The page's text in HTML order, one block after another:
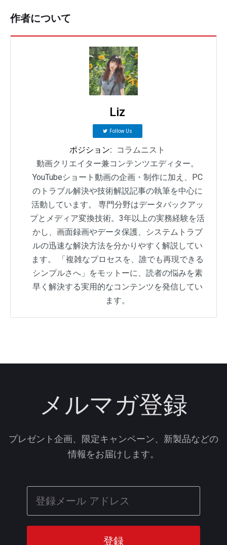
作者について
Liz
Follow Us
ポジション:
コラムニスト
動画クリエイター兼コンテンツエディター。
YouTubeショート動画の企画・制作に加え、PC
のトラブル解決や技術解説記事の執筆を中心に
活動しています。 専門分野はデータバックアッ
プとメディア変換技術。3年以上の実務経験を活
かし、画面録画やデータ保護、システムトラブ
ルの迅速な解決方法を分かりやすく解説してい
ます。 「複雑なプロセスを、誰でも再現できる
シンプルさへ」をモットーに、読者の悩みを素
早く解決する実用的なコンテンツを発信してい
ます。
メルマガ登録
プレゼント企画、限定キャンペーン、新製品などの
情報をお届けします。